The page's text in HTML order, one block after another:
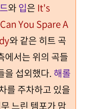
와입은 It's
Can You Spare A
와 같은 히트 곡
에서는 위의 곡들
을 섭외했다. 해롤
를 주차하고 있을
느린 템포가 맘